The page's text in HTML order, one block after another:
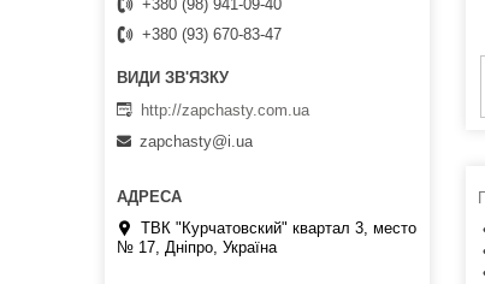
+380 (98) 941-09-40
+380 (93) 670-83-47
http://zapchasty.com.ua
zapchasty@i.ua
ТВК "Курчатовский" квартал 3, место
№ 17, Дніпро, Україна